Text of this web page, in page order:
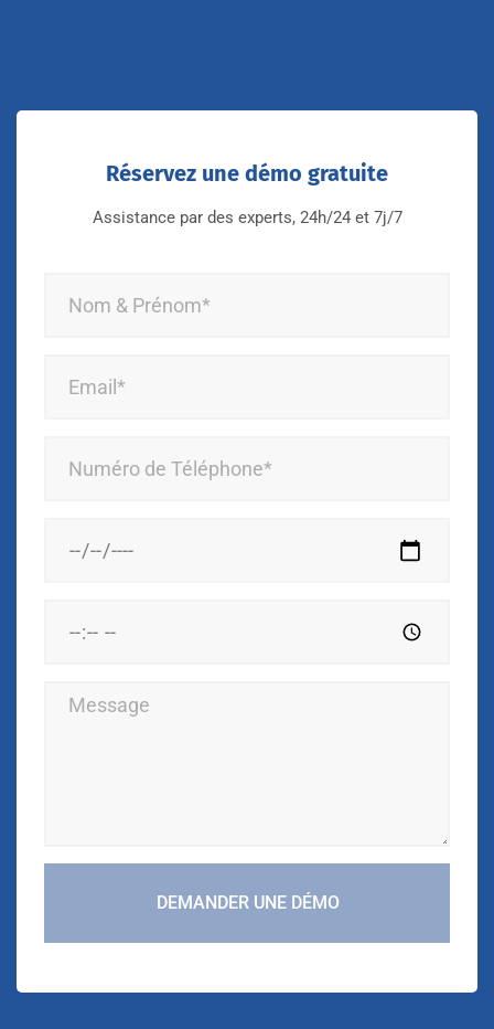
Réservez une démo gratuite
Assistance par des experts, 24h/24 et 7j/7
DEMANDER UNE DÉMO